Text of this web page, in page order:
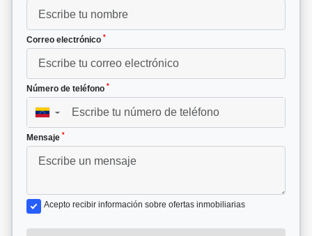
Correo electrónico *
Número de teléfono *
▼
Mensaje *
Acepto recibir información sobre ofertas inmobiliarias